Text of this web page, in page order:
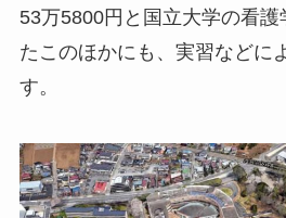
53万5800円と国立大学の看護
たこのほかにも、実習などに
す。